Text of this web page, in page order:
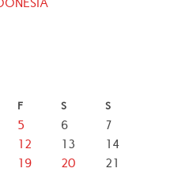
F S S
5 6
7
12 13
14
19 20
21